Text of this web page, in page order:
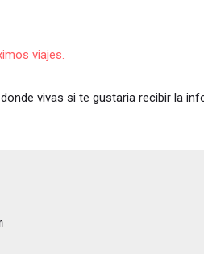
viajes.
donde vivas si te gustaria recibir la